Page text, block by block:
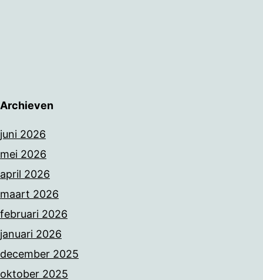
Archieven
juni 2026
mei 2026
april 2026
maart 2026
februari 2026
januari 2026
december 2025
oktober 2025